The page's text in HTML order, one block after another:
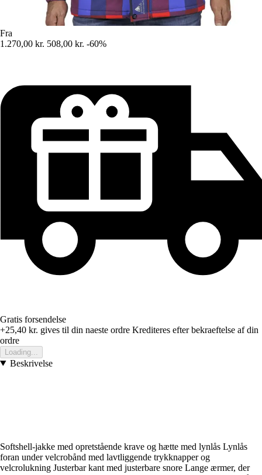
Fra
1.270,00 kr. 508,00 kr. -60%
Gratis forsendelse
+25,40 kr. gives til din naeste ordre Krediteres efter bekraeftelse af din
ordre
Loading...
Beskrivelse
Softshell-jakke med opretstående krave og hætte med lynlås Lynlås
foran under velcrobånd med lavtliggende trykknapper og
velcrolukning Justerbar kant med justerbare snore Lange ærmer, der